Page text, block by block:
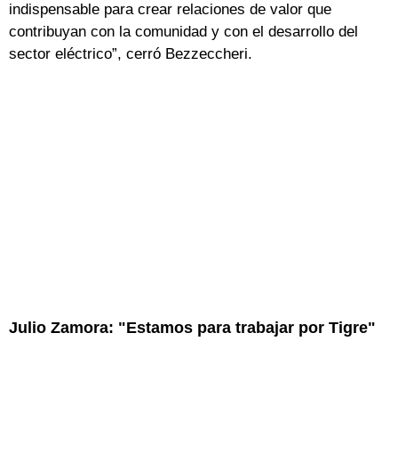
indispensable para crear relaciones de valor que
contribuyan con la comunidad y con el desarrollo del
sector eléctrico”, cerró Bezzeccheri.
Julio Zamora: "Estamos para trabajar por Tigre"